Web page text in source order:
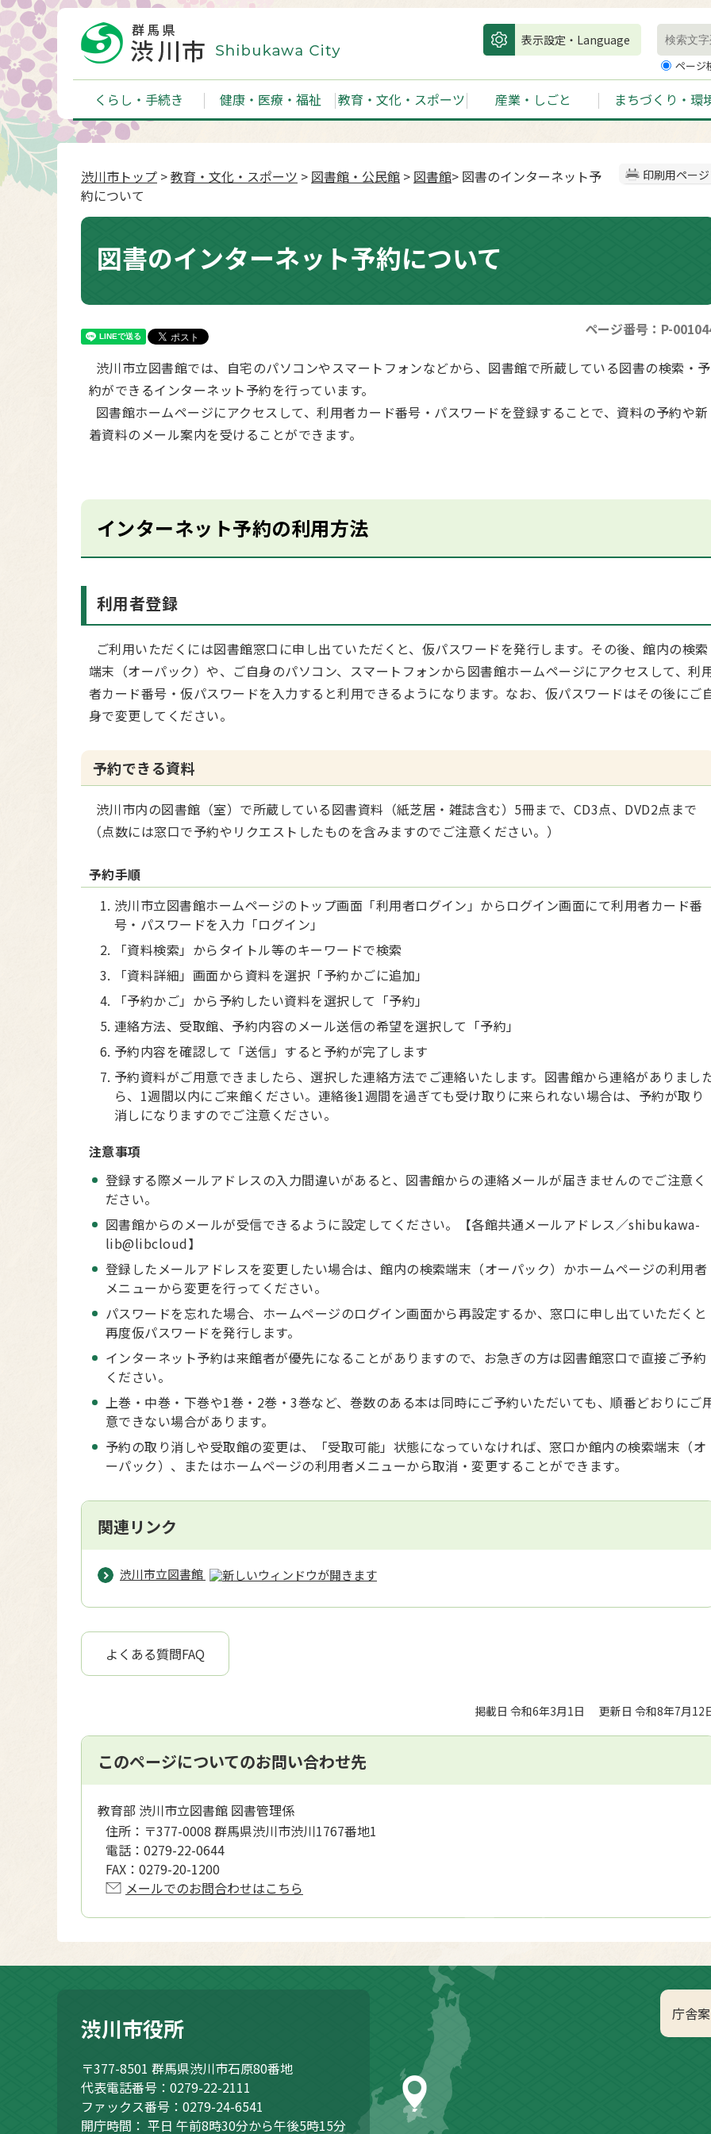
表示設定・Language
ページ
くらし・手続き 健康・医療・福祉 教育・文化・スポーツ 産業・しごと まちづくり・環
印刷用ページ
渋川市トップ >教育・文化・スポーツ > 図書館・公民館 > 図書館> 図書のインターネット予
約について
図書のインターネット予約について
ページ番号：P-
渋川市立図書館では、自宅のパソコンやスマートフォンなどから、図書館で所蔵している図書の検索・予
約ができるインターネット予約を行っています。
図書館ホームページにアクセスして、利用者カード番号・パスワードを登録することで、資料の予約や新
着資料のメール案内を受けることができます。
インターネット予約の利用方法
利用者登録
ご利用いただくには図書館窓口に申し出ていただくと、仮パスワードを発行します。その後、館内の検索
端末（オーパック）や、ご自身のパソコン、スマートフォンから図書館ホームページにアクセスして、利
者カード番号・仮パスワードを入力すると利用できるようになります。なお、仮パスワードはその後にご
身で変更してください。
予約できる資料
渋川市内の図書館（室）で所蔵している図書資料（紙芝居・雑誌含む）5冊まで、CD3点、DVD2点まで
（点数には窓口で予約やリクエストしたものを含みますのでご注意ください。）
予約手順
渋川市立図書館ホームページのトップ画面「利用者ログイン」からログイン画面にて利用者カード番
号・パスワードを入力「ログイン」
「資料検索」からタイトル等のキーワードで検索
「資料詳細」画面から資料を選択「予約かごに追加」
「予約かご」から予約したい資料を選択して「予約」
連絡方法、受取館、予約内容のメール送信の希望を選択して「予約」
予約内容を確認して「送信」すると予約が完了します
予約資料がご用意できましたら、選択した連絡方法でご連絡いたします。図書館から連絡がありまし
ら、1週間以内にご来館ください。連絡後1週間を過ぎても受け取りに来られない場合は、予約が取り
消しになりますのでご注意ください。
注意事項
登録する際メールアドレスの入力間違いがあると、図書館からの連絡メールが届きませんのでご注意く
ださい。
図書館からのメールが受信できるように設定してください。【各館共通メールアドレス／shibukawa-
lib@libcloud】
登録したメールアドレスを変更したい場合は、館内の検索端末（オーパック）かホームページの利用者
メニューから変更を行ってください。
パスワードを忘れた場合、ホームページのログイン画面から再設定するか、窓口に申し出ていただくと
再度仮パスワードを発行します。
インターネット予約は来館者が優先になることがありますので、お急ぎの方は図書館窓口で直接ご予約
ください。
上巻・中巻・下巻や1巻・2巻・3巻など、巻数のある本は同時にご予約いただいても、順番どおりにご
意できない場合があります。
予約の取り消しや受取館の変更は、「受取可能」状態になっていなければ、窓口か館内の検索端末（オ
ーパック）、またはホームページの利用者メニューから取消・変更することができます。
関連リンク
渋川市立図書館
よくある質問FAQ
掲載日 令和6年3月1日 更新日 令和8年7月12
このページについてのお問い合わせ先
教育部 渋川市立図書館 図書管理係
住所： 〒377-0008 群馬県渋川市渋川1767番地1
電話： 0279-22-0644
FAX： 0279-20-1200
メールでのお問合わせはこちら
庁舎
渋川市役所
〒377-8501 群馬県渋川市石原80番地
代表電話番号：0279-22-2111
ファックス番号：0279-24-6541
開庁時間： 平日 午前8時30分から午後5時15分